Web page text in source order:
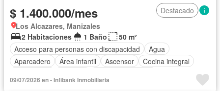
$ 1.400.000/mes
Destacado
Los Alcazares, Manizales
2 Habitaciones
1 Baño
50 m²
Acceso para personas con discapacidad
Agua
Aparcadero
Área infantil Ascensor
Cocina integral
Vista panorámica
09/07/2026 en - Infibank Inmobiliaria